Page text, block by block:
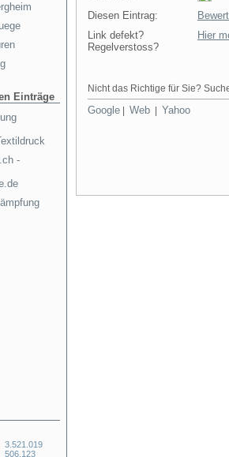
Einträge
-
3.521.019
506.123
Diesen Eintrag:
Link defekt?
Regelverstoss?
Hier
Nicht das Richtige für Sie?
Google Web Yahoo